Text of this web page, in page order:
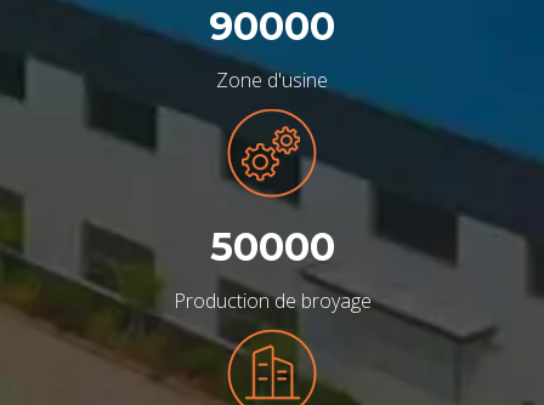
90000
Zone d'usine
50000
Production de broyage